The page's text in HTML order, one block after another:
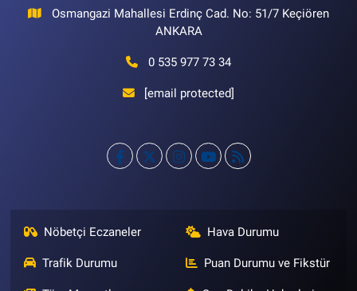
Osmangazi Mahallesi Erdinç Cad. No: 51/7 Keçiören
ANKARA
0 535 977 73 34
[email protected]
Nöbetçi Eczaneler Hava Durumu
Trafik Durumu Puan Durumu ve Fikstür